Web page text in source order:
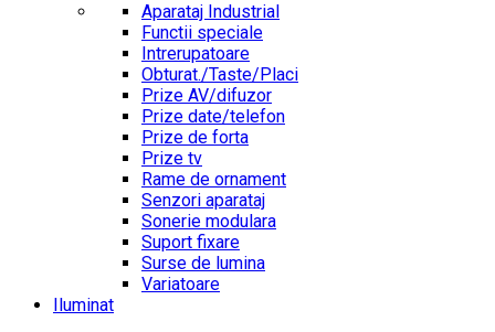
Aparataj Industrial
Functii speciale
Intrerupatoare
Obturat./Taste/Placi
Prize AV/difuzor
Prize date/telefon
Prize de forta
Prize tv
Rame de ornament
Senzori aparataj
Sonerie modulara
Suport fixare
Surse de lumina
Variatoare
Iluminat